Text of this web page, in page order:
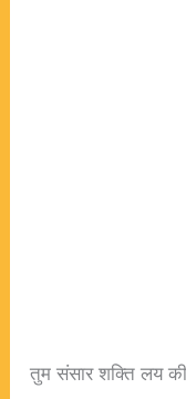
तुम संसार शक्ति लय